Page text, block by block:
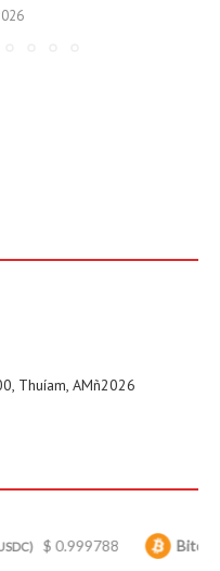
Thuíam, AMñ2026
Bitcoin(BTC) $